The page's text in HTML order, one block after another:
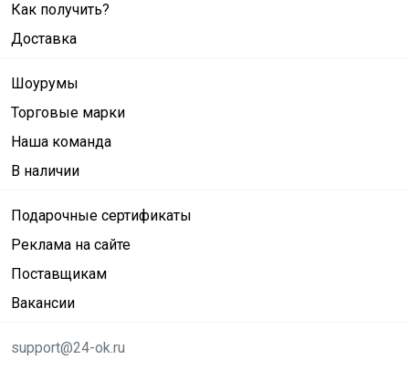
Как получить?
Доставка
Шоурумы
Торговые марки
Наша команда
В наличии
Подарочные сертификаты
Реклама на сайте
Поставщикам
Вакансии
support@24-ok.ru